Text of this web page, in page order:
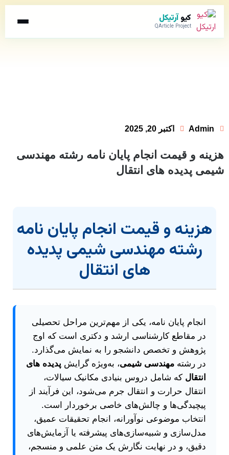
کیوآرتیکل
QArticle Project
Admin اکتبر 20, 2025
هزینه و قیمت انجام پایان نامه رشته مهندسی
شیمی پدیده های انتقال
هزینه و قیمت انجام پایان نامه
رشته مهندسی شیمی پدیده
های انتقال
انجام پایان نامه، یکی از مهم‌ترین مراحل تحصیلی
در مقاطع کارشناسی ارشد و دکتری است که اوج
پژوهش و تخصص دانشجو را به نمایش می‌گذارد.
در رشته مهندسی شیمی، به‌ویژه گرایش پدیده های
انتقال که شامل دروس بنیادی مکانیک سیالات،
انتقال حرارت و انتقال جرم می‌شود، این فرآیند از
پیچیدگی‌ها و چالش‌های خاصی برخوردار است.
انتخاب موضوعی نوآورانه، انجام تحقیقات عمیق،
مدل‌سازی و شبیه‌سازی‌های پیشرفته یا آزمایش‌های
دقیق، و در نهایت نگارش یک متن علمی و منسجم،